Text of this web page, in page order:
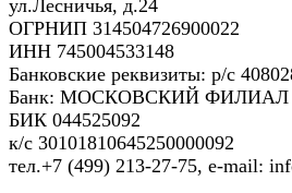
ул.Лесничья, д.24
ОГРНИП 314504726900022
ИНН 745004533148
Банковские реквизиты: р/с
Банк: МОСКОВСКИЙ
БИК 044525092
к/с 30101810645250000092
тел.+7 (499) 213-27-75, e-mail: